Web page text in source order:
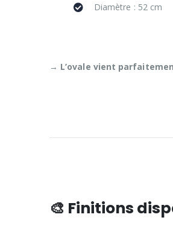
Diamètre : 52 cm
→ L’ovale vient
🎨 Finitions